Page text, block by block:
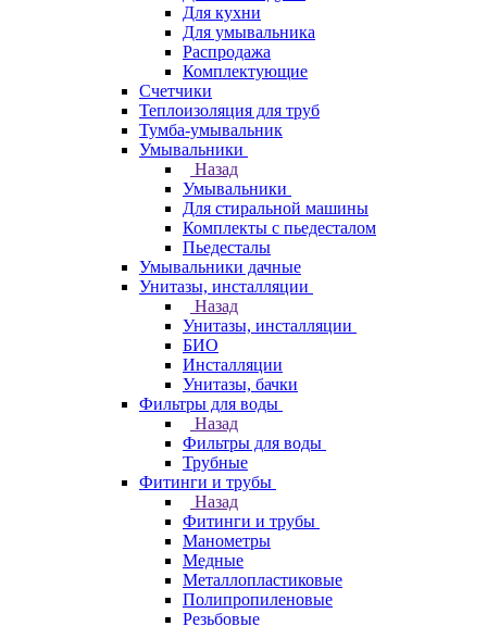
Для кухни
Для умывальника
Распродажа
Комплектующие
Счетчики
Теплоизоляция для труб
Тумба-умывальник
Умывальники
Назад
Умывальники
Для стиральной машины
Комплекты с пьедесталом
Пьедесталы
Умывальники дачные
Унитазы, инсталляции
Назад
Унитазы, инсталляции
БИО
Инсталляции
Унитазы, бачки
Фильтры для воды
Назад
Фильтры для воды
Трубные
Фитинги и трубы
Назад
Фитинги и трубы
Манометры
Медные
Металлопластиковые
Полипропиленовые
Резьбовые